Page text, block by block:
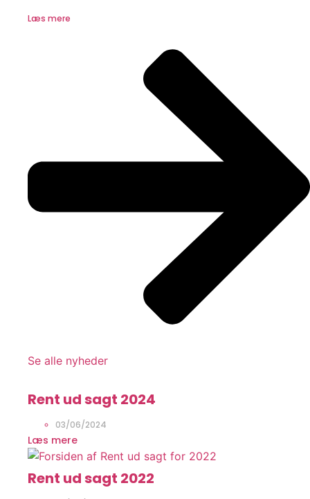
Læs mere
Se alle nyheder
Rent ud sagt 2024
03/06/2024
Læs mere
Rent ud sagt 2022